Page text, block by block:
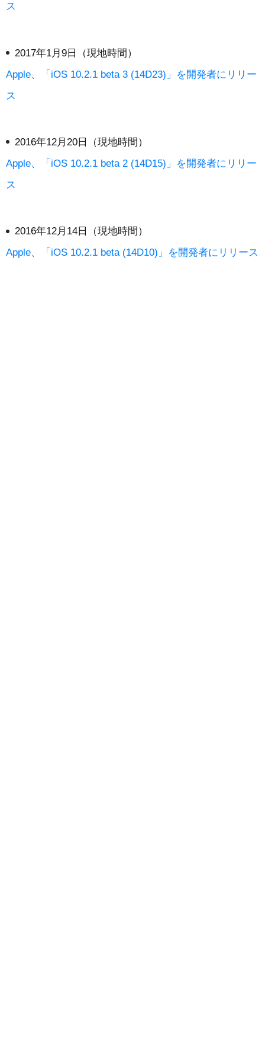
ス
2017年1月9日（現地時間）
Apple、「iOS 10.2.1 beta 3 (14D23)」を開発者にリリー
ス
2016年12月20日（現地時間）
Apple、「iOS 10.2.1 beta 2 (14D15)」を開発者にリリー
ス
2016年12月14日（現地時間）
Apple、「iOS 10.2.1 beta (14D10)」を開発者にリリース